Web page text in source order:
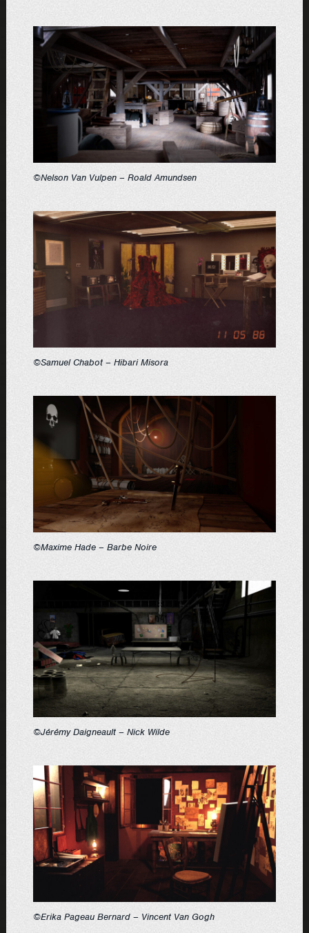
©Nelson Van Vulpen – Roald Amundsen
©Samuel Chabot – Hibari Misora
©Maxime Hade – Barbe Noire
©Jérémy Daigneault – Nick Wilde
©Erika Pageau Bernard – Vincent Van Gogh